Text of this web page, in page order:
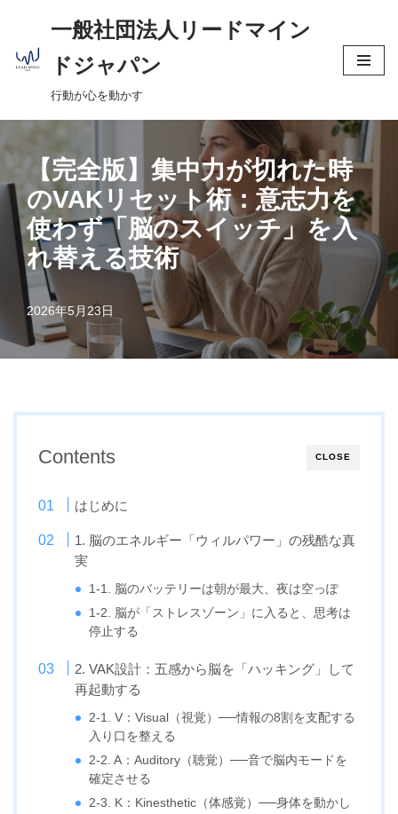
コ
ン
ン
へ
ス
キ
ッ
プ
一般社団法人リードマイン
ドジャパン
行動が心を動かす
【完全版】集中力が切れた時
のVAKリセット術：意志力を
使わず「脳のスイッチ」を入
れ替える技術
2026年5月23日
CLOSE
Contents
はじめに
1. 脳のエネルギー「ウィルパワー」の残酷な真
実
1-1. 脳のバッテリーは朝が最大、夜は空っぽ
1-2. 脳が「ストレスゾーン」に入ると、思考は
停止する
2. VAK設計：五感から脳を「ハッキング」して
再起動する
2-1. V：Visual（視覚）──情報の8割を支配する
入り口を整える
2-2. A：Auditory（聴覚）──音で脳内モードを
確定させる
2-3. K：Kinesthetic（体感覚）──身体を動かし